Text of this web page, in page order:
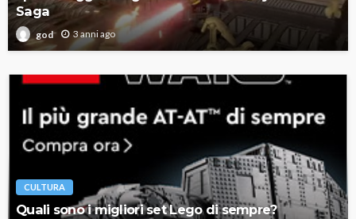
Saga
god 3 anni ago
CULTURA
Quali sono i migliori set Lego di sempre?